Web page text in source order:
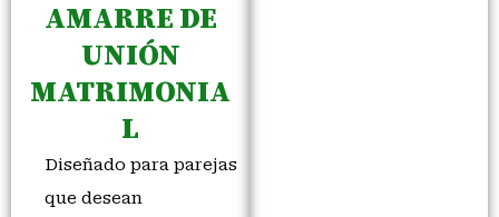
AMARRE DE
UNIÓN
MATRIMONIA
L
Diseñado para parejas
que desean